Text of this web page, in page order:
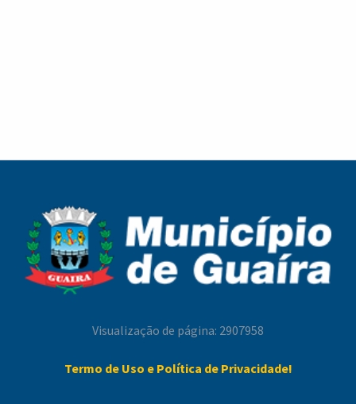
Visualização de página: 2907958
Termo de Uso e Política de Privacidade!